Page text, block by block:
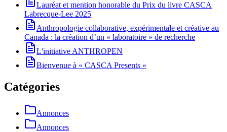
Lauréat et mention honorable du Prix du livre CASCA
Labrecque-Lee 2025
Anthropologie collaborative, expérimentale et créative au
Canada : la création d’un « laboratoire » de recherche
L'initiative ANTHROPEN
Bienvenue à « CASCA Presents »
Catégories
Annonces
Annonces